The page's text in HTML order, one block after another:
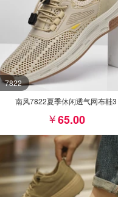
7822
南风7822夏季休闲透气网布鞋3
65.00